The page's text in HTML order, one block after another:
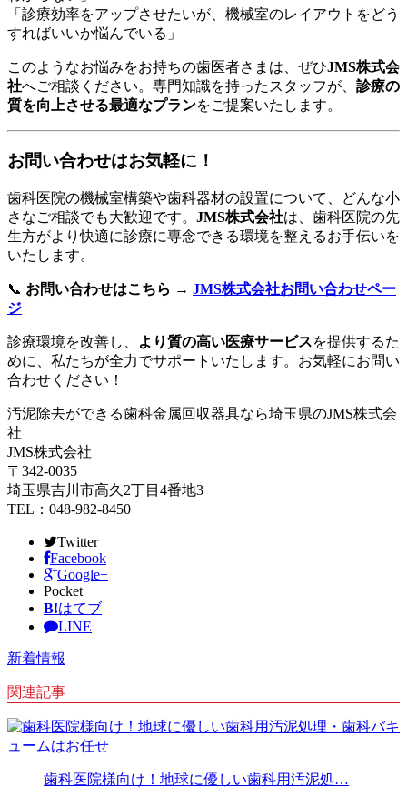
「診療効率をアップさせたいが、機械室のレイアウトをどう
すればいいか悩んでいる」
このようなお悩みをお持ちの歯医者さまは、ぜひJMS株式会
社へご相談ください。専門知識を持ったスタッフが、 診療の
質を向上させる最適なプランをご提案いたします。
お問い合わせはお気軽に！
歯科医院の機械室構築や歯科器材の設置について、どんな小
さなご相談でも大歓迎です。 JMS株式会社は、歯科医院の先
生方がより快適に診療に専念できる環境を整えるお手伝いを
いたします。
📞 お問い合わせはこちら → JMS株式会社お問い合わせペー
ジ
診療環境を改善し、 より質の高い医療サービスを提供するた
めに、私たちが全力でサポートいたします。お気軽にお問い
合わせください！
汚泥除去ができる歯科金属回収器具なら埼玉県のJMS株式会
社
JMS株式会社
〒342-0035
埼玉県吉川市高久2丁目4番地3
TEL：048-982-8450
Twitter
Facebook
Google+
Pocket
B!はてブ
LINE
新着情報
関連記事
歯科医院様向け！地球に優しい歯科用汚泥処…